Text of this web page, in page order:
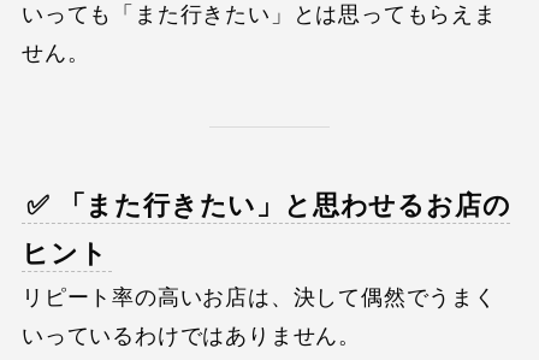
いっても「また行きたい」とは思ってもらえま
せん。
✅ 「また行きたい」と思わせるお店の
ヒント
リピート率の高いお店は、決して偶然でうまく
いっているわけではありません。